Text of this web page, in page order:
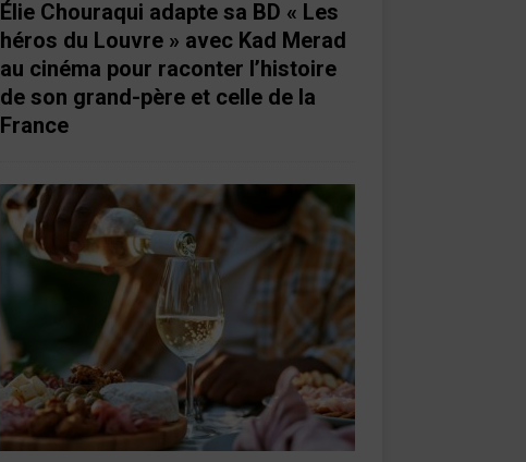
Élie Chouraqui adapte sa BD « Les
héros du Louvre » avec Kad Merad
au cinéma pour raconter l’histoire
de son grand-père et celle de la
France